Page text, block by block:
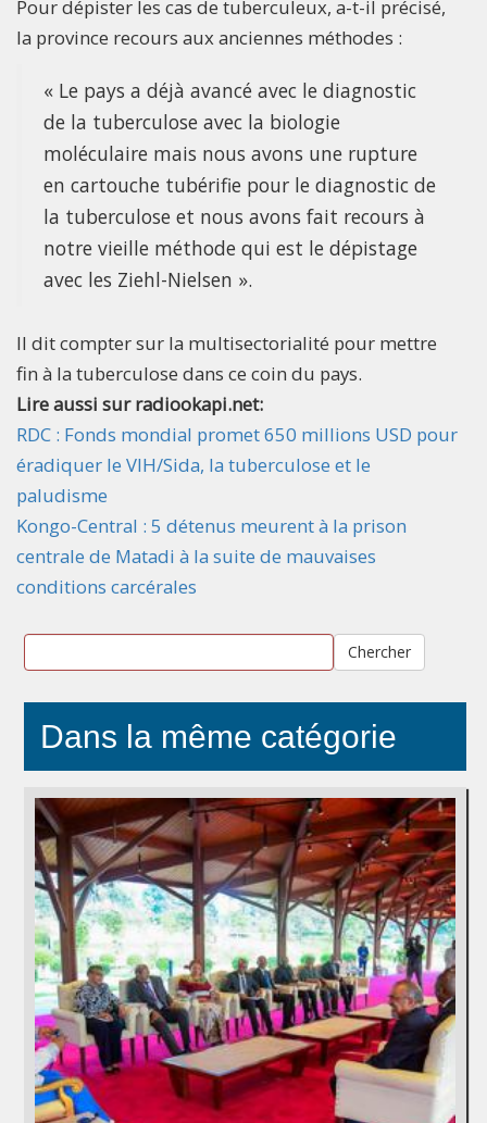
Pour dépister les cas de tuberculeux, a-t-il précisé,
la province recours aux anciennes méthodes :
« Le pays a déjà avancé avec le diagnostic
de la tuberculose avec la biologie
moléculaire mais nous avons une rupture
en cartouche tubérifie pour le diagnostic de
la tuberculose et nous avons fait recours à
notre vieille méthode qui est le dépistage
avec les Ziehl-Nielsen ».
Il dit compter sur la multisectorialité pour mettre
fin à la tuberculose dans ce coin du pays.
Lire aussi sur radiookapi.net:
RDC : Fonds mondial promet 650 millions USD pour
éradiquer le VIH/Sida, la tuberculose et le
paludisme
Kongo-Central : 5 détenus meurent à la prison
centrale de Matadi à la suite de mauvaises
conditions carcérales
Chercher
Dans la même catégorie